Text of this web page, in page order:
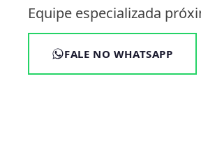
Equipe especializada
FALE NO WHATSAPP